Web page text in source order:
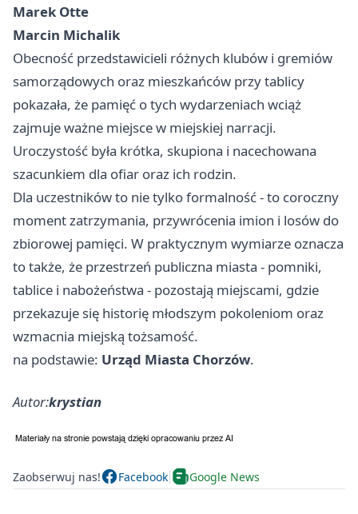
Marek Otte
Marcin Michalik
Obecność przedstawicieli różnych klubów i gremiów
samorządowych oraz mieszkańców przy tablicy
pokazała, że pamięć o tych wydarzeniach wciąż
zajmuje ważne miejsce w miejskiej narracji.
Uroczystość była krótka, skupiona i nacechowana
szacunkiem dla ofiar oraz ich rodzin.
Dla uczestników to nie tylko formalność - to coroczny
moment zatrzymania, przywrócenia imion i losów do
zbiorowej pamięci. W praktycznym wymiarze oznacza
to także, że przestrzeń publiczna miasta - pomniki,
tablice i nabożeństwa - pozostają miejscami, gdzie
przekazuje się historię młodszym pokoleniom oraz
wzmacnia miejską tożsamość.
na podstawie: Urząd Miasta Chorzów.
Autor:krystian
Zaobserwuj nas! Facebook Google News